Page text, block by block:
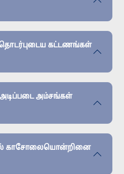
கட்டணங்கள்
அம்சங்கள்
காசோலையொன்றினை